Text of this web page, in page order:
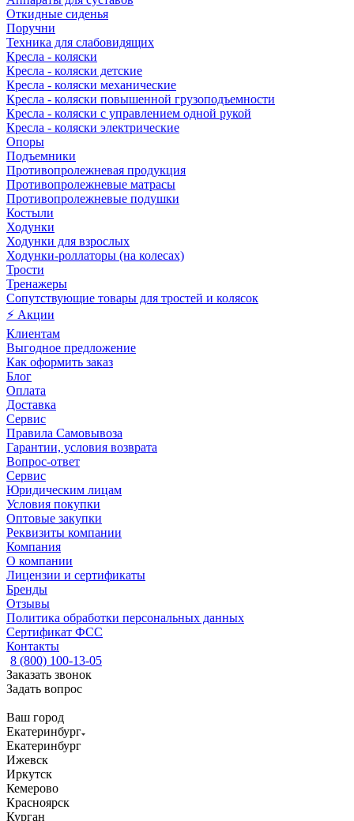
Откидные сиденья
Поручни
Техника для слабовидящих
Кресла - коляски
Кресла - коляски детские
Кресла - коляски механические
Кресла - коляски повышенной грузоподъемности
Кресла - коляски с управлением одной рукой
Кресла - коляски электрические
Опоры
Подъемники
Противопролежневая продукция
Противопролежневые матрасы
Противопролежневые подушки
Костыли
Ходунки
Ходунки для взрослых
Ходунки-роллаторы (на колесах)
Трости
Тренажеры
Сопутствующие товары для тростей и колясок
⚡ Акции
Клиентам
Выгодное предложение
Как оформить заказ
Блог
Оплата
Доставка
Сервис
Правила Самовывоза
Гарантии, условия возврата
Вопрос-ответ
Сервис
Юридическим лицам
Условия покупки
Оптовые закупки
Реквизиты компании
Компания
О компании
Лицензии и сертификаты
Бренды
Отзывы
Политика обработки персональных данных
Сертификат ФСС
Контакты
8 (800) 100-13-05
Заказать звонок
Задать вопрос
Ваш город
Екатеринбург
Екатеринбург
Ижевск
Иркутск
Кемерово
Красноярск
Курган